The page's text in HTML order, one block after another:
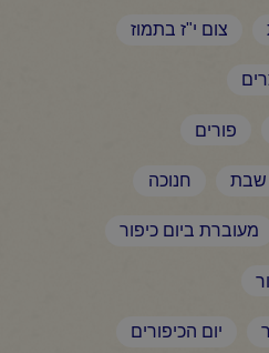
צום י"ז בתמוז
פורים
שבת חנוכה
מעוברת ביום כיפור
יום הכיפורים